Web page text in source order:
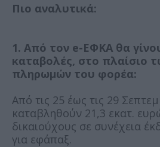
Πιο αναλυτικά:
1. Από τον e-ΕΦΚΑ θα
καταβολές, στο πλαίσιο
πληρωμών του φορέα:
Από τις 25 έως τις 29
καταβληθούν 21,3 εκατ.
δικαιούχους σε συνέχεια
για εφάπαξ.